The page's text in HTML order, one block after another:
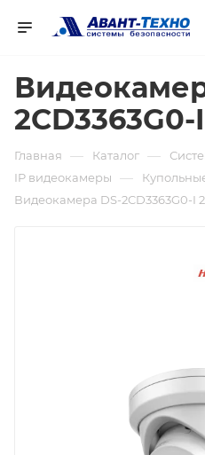
Главная — Каталог —
IP видеокамеры —
Видеокамера DS-2CD3363G0-I